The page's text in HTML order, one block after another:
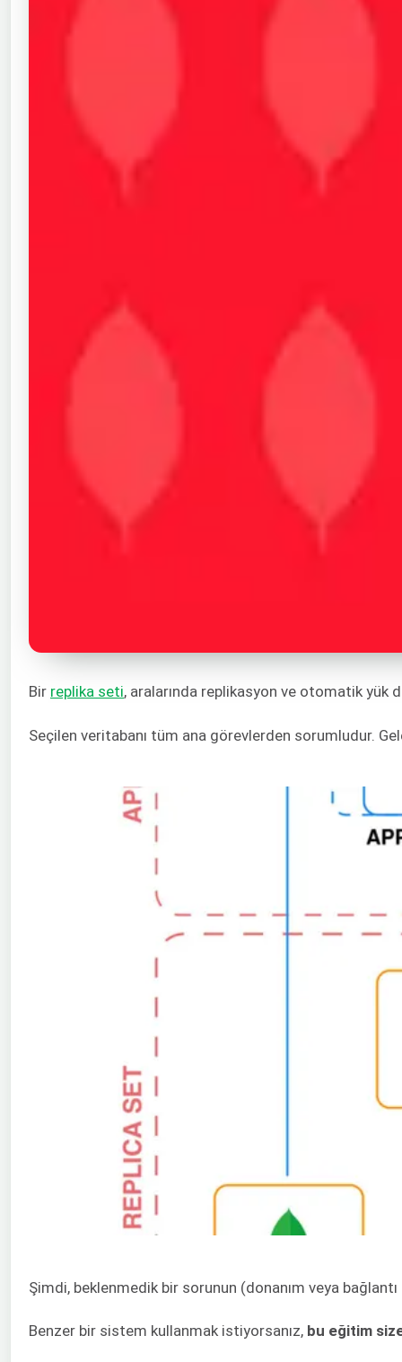
Bir replika seti, aralarında replikasyon ve otomatik yük
Seçilen veritabanı tüm ana görevlerden sorumludur.
Şimdi, beklenmedik bir sorunun (donanım veya
Benzer bir sistem kullanmak istiyorsanız, bu eğitim